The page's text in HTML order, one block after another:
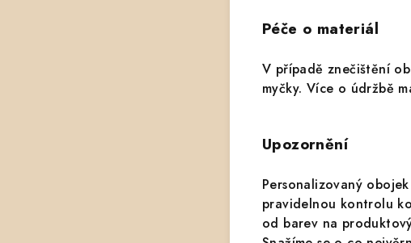
Péče o materiál
V případě znečištění
myčky. Více o údržbě
Upozornění
Personalizovaný
pravidelnou kontrolu
od barev na